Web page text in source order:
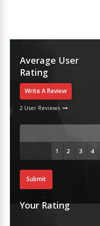
Average User
Rating
Write A Review
2 User Reviews
Submit
Your Rating